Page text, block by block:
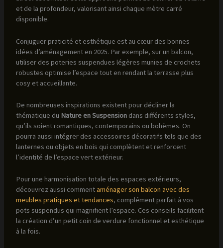
et de la profondeur, valorisant ainsi chaque mètre carré
disponible.
Conjuguer praticité et esthétique est au cœur des bonnes
idées d’aménagement en 2025. Par exemple, sur un balcon,
utiliser des poteries suspendues légères munies de crochets
robustes optimise l’espace tout en rendant la terrasse plus
cosy et accueillante.
De nombreuses inspirations existent pour décliner la
thématique du Nature en Suspensiondans différents styles,
qu’ils soient romantiques, contemporains ou bohèmes. On
pourra aussi intégrer des accessoires décoratifs tels que des
lanternes ou objets en bois qui complètent et renforcent
l’identité de l’espace vert extérieur.
Pour une harmonisation totale des espaces extérieurs,
découvrez aussi commentaménager son balcon avec des
meubles pratiques et tendances, complément parfait à vos
pots suspendus qui magnifient l’espace. Ces conseils facilitent
la création d’un petit coin de verdure fonctionnel et esthétique
à la fois.